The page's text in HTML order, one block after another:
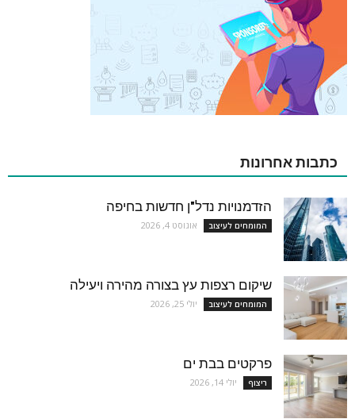
כתבות אחרונות
הזדמנויות נדל"ן חדשות בחיפה
המומחים לעיצוב אוגוסט 4, 2026
שיקום רצפות עץ בצורה מהירה ויעילה
המומחים לעיצוב יולי 25, 2026
פרקטים בבת ים
ריצוף יולי 14, 2026